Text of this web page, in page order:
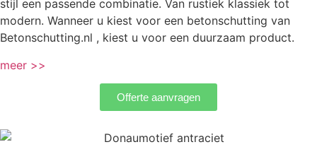
stijl een passende combinatie. Van rustiek klassiek tot
modern. Wanneer u kiest voor een betonschutting van
Betonschutting.nl , kiest u voor een duurzaam product.
meer >>
Offerte aanvragen